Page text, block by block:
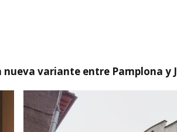
variante entre Pamplona y